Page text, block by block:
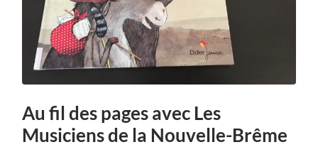
Au fil des pages avec Les
Musiciens de la Nouvelle-Brême